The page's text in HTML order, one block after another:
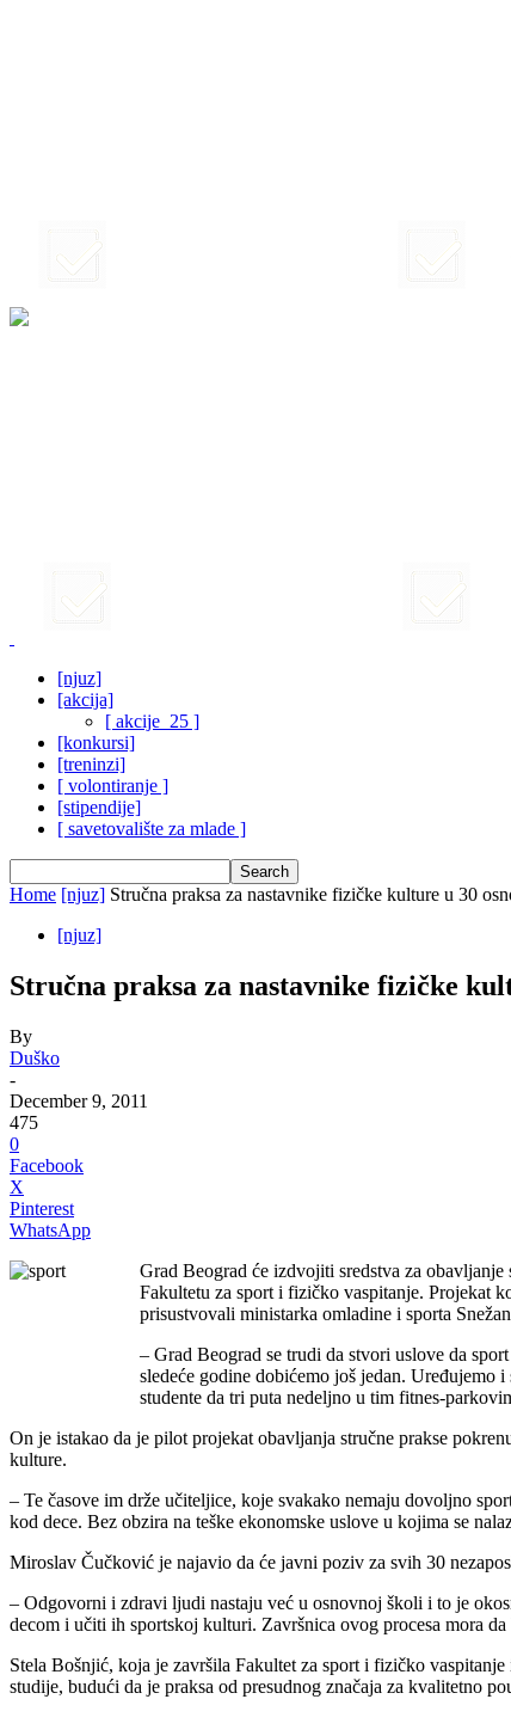
[njuz]
[akcija]
[ akcije_25 ]
[konkursi]
[treninzi]
[ volontiranje ]
[stipendije]
[ savetovalište za mlade ]
Home [njuz] Stručna praksa za nastavnike fizičke kulture u 30
[njuz]
Stručna praksa za nastavnike fizičke
By
Duško
-
December 9, 2011
475
0
Facebook
X
Pinterest
WhatsApp
Grad Beograd će izdvojiti sredstva za
Fakultetu za sport i fizičko vaspitanje. Projekat
prisustvovali ministarka omladine i sporta
– Grad Beograd se trudi da stvori uslove da
sledeće godine dobićemo još jedan. Uređujemo
studente da tri puta nedeljno u tim fitnes-
On je istakao da je pilot projekat obavljanja stručne prakse
kulture.
– Te časove im drže učiteljice, koje svakako nemaju dovoljno
kod dece. Bez obzira na teške ekonomske uslove u kojima se
Miroslav Čučković je najavio da će javni poziv za svih 30
– Odgovorni i zdravi ljudi nastaju već u osnovnoj školi i to je
decom i učiti ih sportskoj kulturi. Završnica ovog procesa mora
Stela Bošnjić, koja je završila Fakultet za sport i fizičko
studije, budući da je praksa od presudnog značaja za kvalitetno